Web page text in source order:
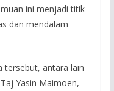
ini menjadi titik
dan mendalam
tersebut, antara lain
Yasin Maimoen,